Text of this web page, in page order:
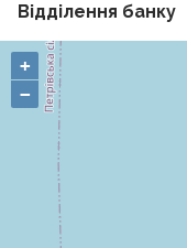
Відділення банку
+
−